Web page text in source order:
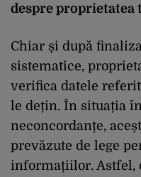
despre proprietatea
Chiar și după
sistematice,
verifica datele
le dețin. În situația
neconcordanțe,
prevăzute de lege
informațiilor. Astfel,